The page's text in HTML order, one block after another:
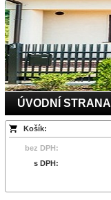
ÚVODNÍ STRANA
Košík:
bez DPH:
s DPH: